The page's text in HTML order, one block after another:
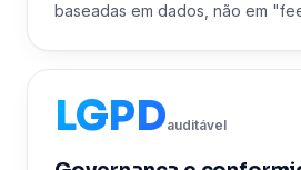
baseadas em dados, não em
LGPDauditável